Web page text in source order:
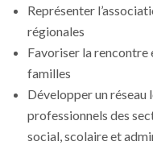
Représenter
régionales
Favoriser la rencontre
familles
Développer un réseau
professionnels des
social, scolaire et